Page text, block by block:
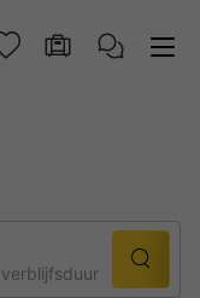
verblijfsduur